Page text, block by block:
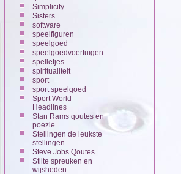
Simplicity
Sisters
software
speelfiguren
speelgoed
speelgoedvoertuigen
spelletjes
spiritualiteit
sport
sport speelgoed
Sport World
Headlines
Stan Rams qoutes en
poezie
Stellingen de leukste
stellingen
Steve Jobs Qoutes
Stilte spreuken en
wijsheden